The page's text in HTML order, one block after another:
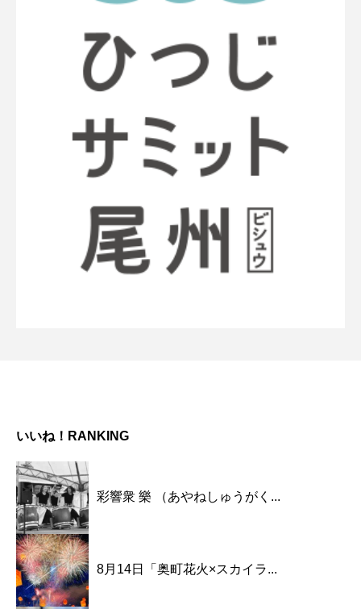
いいね！RANKING
彩響衆 樂 （あやねしゅうがく...
8月14日「奥町花火×スカイラ...